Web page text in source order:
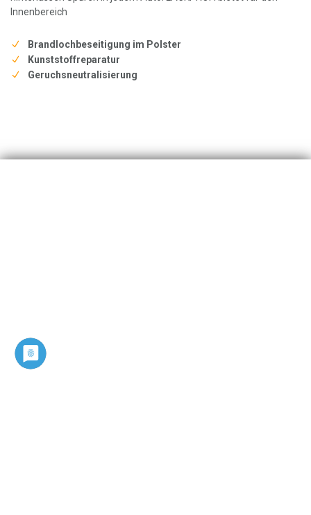
Innenbereich
Brandlochbeseitigung im Polster
Kunststoffreparatur
Geruchsneutralisierung